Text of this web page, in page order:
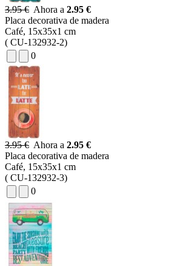
3.95 € Ahora a 2.95 €
Placa decorativa de madera
Café, 15x35x1 cm
( CU-132932-2)
0
3.95 € Ahora a 2.95 €
Placa decorativa de madera
Café, 15x35x1 cm
( CU-132932-3)
0